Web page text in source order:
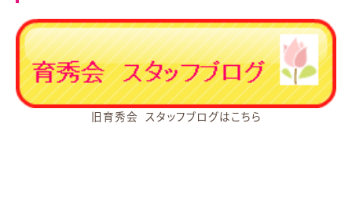
旧育秀会 スタッフブログはこちら